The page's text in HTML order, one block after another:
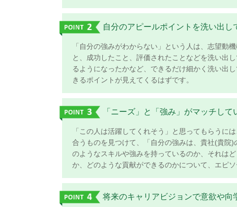
自分のアピールポイントを洗い出し
「自分の強みがわからない」という人は、志望動
と、成功したこと、評価されたことなどを洗い出
るようになったかなど、できるだけ細かく洗い出
きるポイントが見えてくるはずです。
「ニーズ」と「強み」がマッチし
「この人は活躍してくれそう」と思ってもらうに
合うものを見つけて、「自分の強みは、貴社(貴院
のようなスキルや強みを持っているのか、それは
か、どのような貢献ができるのかについて、エピ
将来のキャリアビジョンで意欲や向